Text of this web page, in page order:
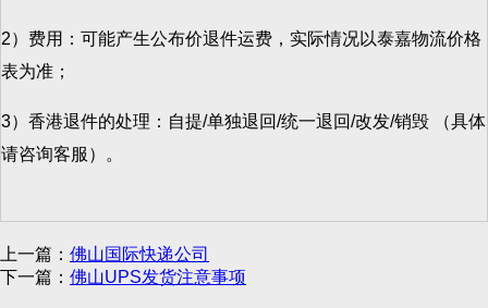
2）费用：可能产生公布价退件运费，实际情况以泰嘉物流价格
表为准；
3）香港退件的处理：自提/单独退回/统一退回/改发/销毁 （具体
请咨询客服）。
上一篇： 佛山国际快递公司
下一篇： 佛山UPS发货注意事项